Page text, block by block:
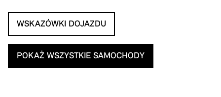
WSKAZÓWKI DOJAZDU
POKAŻ WSZYSTKIE SAMOCHODY